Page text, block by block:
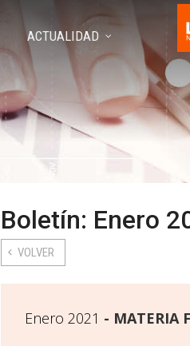
ACTUALIDAD
Boletín: Enero
VOLVER
Enero 2021 MATERIA